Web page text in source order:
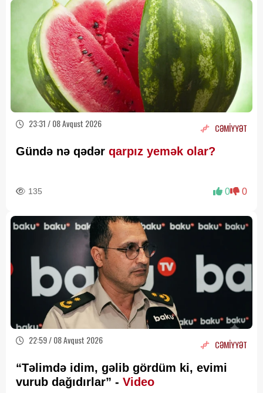
23:31 / 08 Avqust 2026 CƏMİYYƏT
Gündə nə qədər qarpız yemək olar?
135 0 0
22:59 / 08 Avqust 2026 CƏMİYYƏT
“Təlimdə idim, gəlib gördüm ki, evimi
vurub dağıdırlar” - Video